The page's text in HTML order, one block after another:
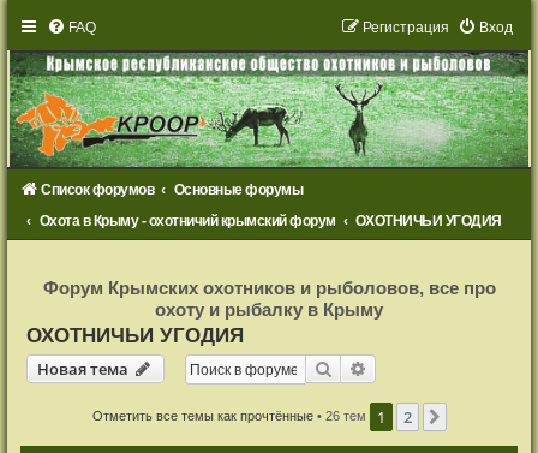
FAQ Вход
Регистрация
Список форумов
Основные форумы
Охота в Крыму - охотничий крымский форум
ОХОТНИЧЬИ УГОДИЯ
с
т
р
а
ц
Форум Крымских охотников и рыболовов, все про
охоту и рыбалку в Крыму
ОХОТНИЧЬИ УГОДИЯ
Новая тема
Новаятема Поиск
Отметить все темы как прочтённые• 26 тем 1 2